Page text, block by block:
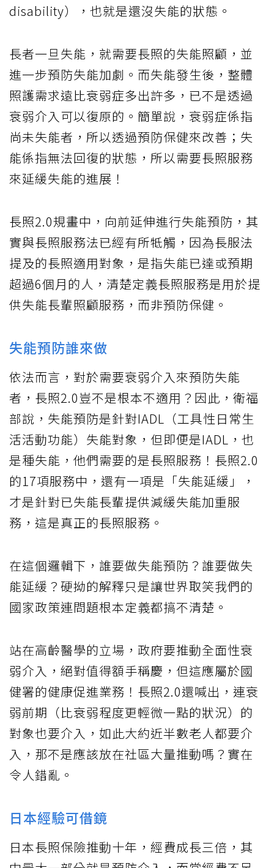
disability），也就是還沒失能的狀態。
長者一旦失能，就需要長照的失能照顧，並
進一步預防失能加劇。而失能發生後，整體
照護需求遠比衰弱症多出許多，已不是透過
衰弱介入可以復原的。簡單說，衰弱症係指
尚未失能者，所以透過預防保健來改善；失
能係指無法回復的狀態，所以需要長照服務
來延緩失能的進展！
長照2.0規畫中，向前延伸進行失能預防，其
實與長照服務法已經有所牴觸，因為長服法
提及的長照適用對象，是指失能已達或預期
超過6個月的人，清楚定義長照服務是用於提
供失能長輩照顧服務，而非預防保健。
失能預防誰來做
依法而言，對於需要衰弱介入來預防失能
者，長照2.0豈不是根本不適用？因此，衛福
部說，失能預防是針對IADL（工具性日常生
活活動功能）失能對象，但即便是IADL，也
是種失能，他們需要的是長照服務！長照2.0
的17項服務中，還有一項是「失能延緩」，
才是針對已失能長輩提供減緩失能加重服
務，這是真正的長照服務。
在這個邏輯下，誰要做失能預防？誰要做失
能延緩？硬拗的解釋只是讓世界取笑我們的
國家政策連問題根本定義都搞不清楚。
站在高齡醫學的立場，政府要推動全面性衰
弱介入，絕對值得額手稱慶，但這應屬於國
健署的健康促進業務！長照2.0還喊出，連衰
弱前期（比衰弱程度更輕微一點的狀況）的
對象也要介入，如此大約近半數老人都要介
入，那不是應該放在社區大量推動嗎？實在
令人錯亂。
日本經驗可借鏡
日本長照保險推動十年，經費成長三倍，其